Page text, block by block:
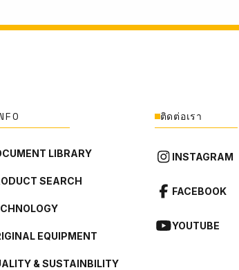
LIBRARY
SEARCH
EQUIPMENT
& SUSTAINBILITY
ติดต่อเรา
INSTAGRAM
FACEBOOK
YOUTUBE